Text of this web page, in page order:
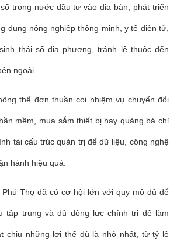
trong nước đầu tư vào địa bàn, phát triển
dụng nông nghiệp thông minh, y tế điện tử,
thái số địa phương, tránh lệ thuộc đến
ngoài.
thể đơn thuần coi nhiệm vụ chuyển đổi
mềm, mua sắm thiết bị hay quảng bá chỉ
tái cấu trúc quản trị để dữ liệu, công nghệ
hành hiệu quả.
Phú Thọ đã có cơ hội lớn với quy mô đủ để
tập trung và đủ động lực chính trị để làm
chiu những lợi thế dù là nhỏ nhất, từ tỷ lệ